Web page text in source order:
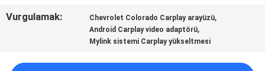
HABERLER
VAKALAR
Vurgulamak:
Chevrolet Colorado Carplay arayüzü,
Android Carplay video adaptörü,
Mylink sistemi Carplay yükseltmesi